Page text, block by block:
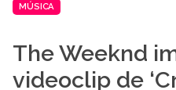
MÚSICA
The Weeknd
videoclip de